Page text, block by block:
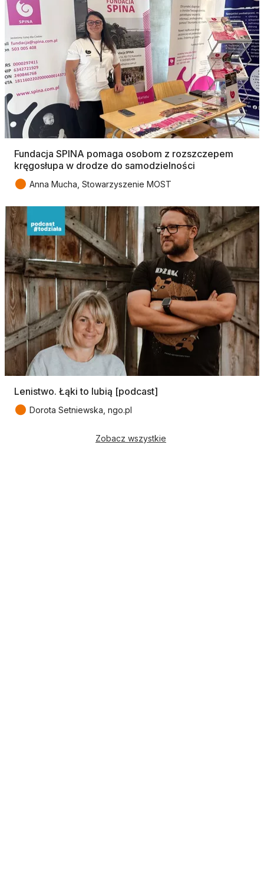
Fundacja SPINA pomaga osobom z rozszczepem
kręgosłupa w drodze do samodzielności
● Anna Mucha, Stowarzyszenie MOST
Lenistwo. Łąki to lubią [podcast]
● Dorota Setniewska, ngo.pl
Zobacz wszystkie